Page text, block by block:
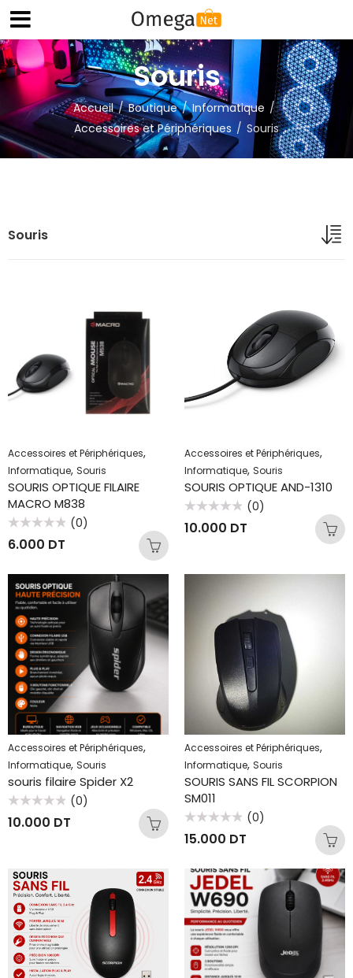
Souris
Accueil Boutique
Informatique
Accessoires et Périphériques
Souris
Souris
Accessoires et Périphériques,
Informatique, Souris
SOURIS OPTIQUE FILAIRE
MACRO M838
0
(0)
6.000 DT
Accessoires et Périphériques,
Informatique, Souris
SOURIS OPTIQUE AND-1310
(0)
10.000 DT
Accessoires et Périphériques,
Informatique, Souris
souris filaire Spider X2
(0)
10.000 DT
Accessoires et Périphériques,
Informatique, Souris
SOURIS SANS FIL SCORPION
SM011
(0)
15.000 DT